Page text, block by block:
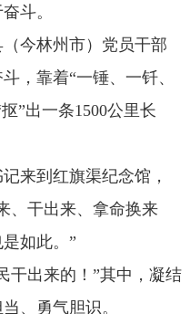
斗。
（今林州市）党员干部
，靠着“一锤、一钎、
”出一条1500公里长
来到红旗渠纪念馆，
、干出来、拿命换来
如此。”
干出来的！”其中，凝结
、勇气胆识。